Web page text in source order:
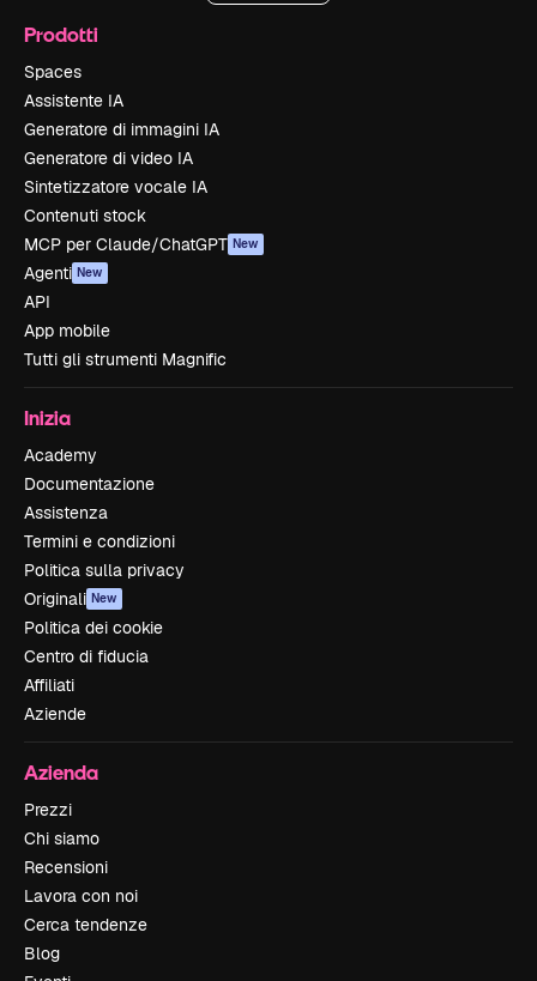
Prodotti
Spaces
Assistente IA
Generatore di immagini IA
Generatore di video IA
Sintetizzatore vocale IA
Contenuti stock
MCP per Claude/ChatGPT New
Agenti New
API
App mobile
Tutti gli strumenti Magnific
Inizia
Academy
Documentazione
Assistenza
Termini e condizioni
Politica sulla privacy
Originali New
Politica dei cookie
Centro di fiducia
Affiliati
Aziende
Azienda
Prezzi
Chi siamo
Recensioni
Lavora con noi
Cerca tendenze
Blog